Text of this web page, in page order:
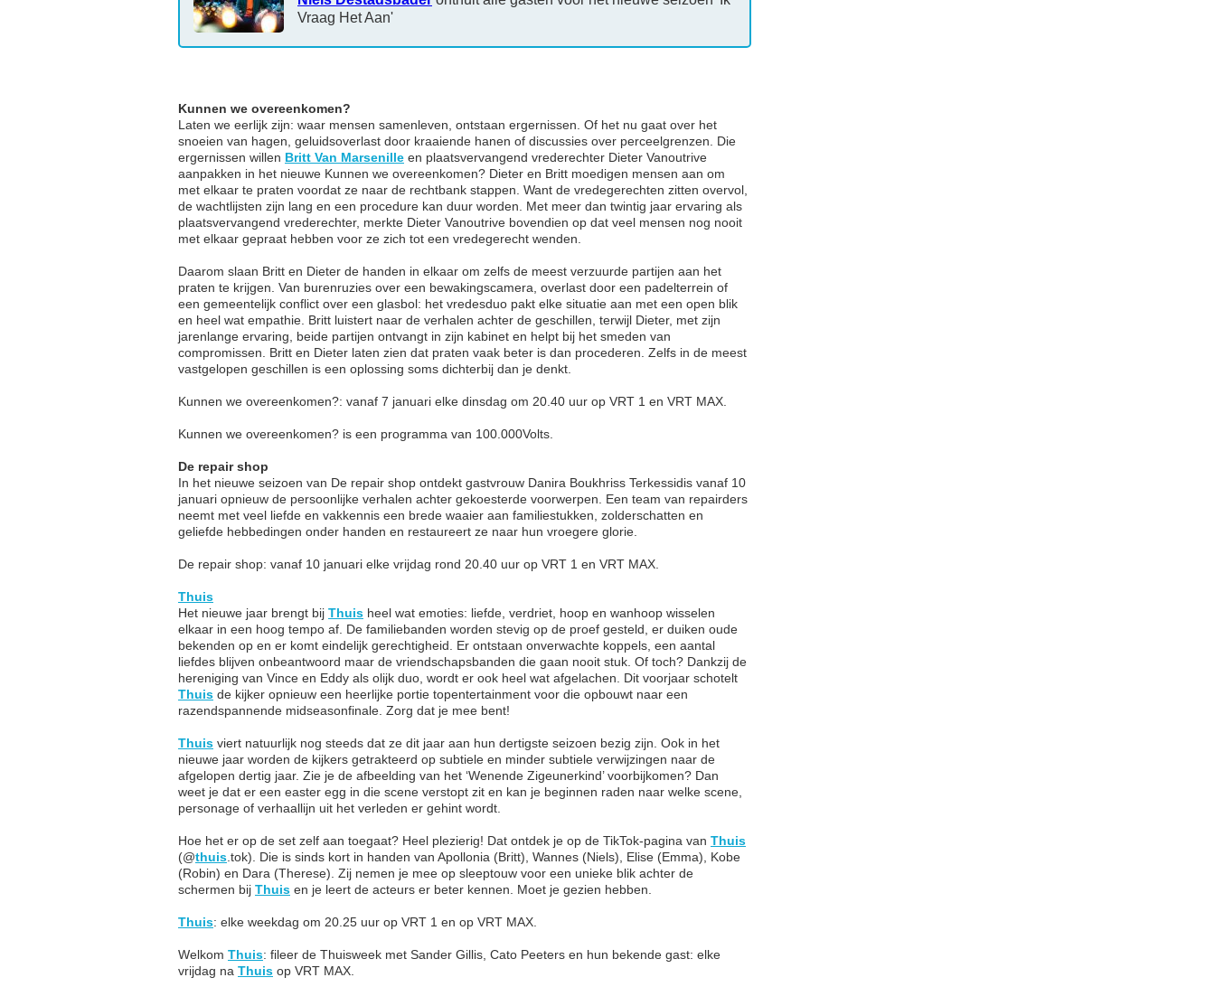
Vraag Het Aan'
Kunnen we overeenkomen?
Laten we eerlijk zijn: waar mensen samenleven, ontstaan ergernissen. Of het nu gaat over het
snoeien van hagen, geluidsoverlast door kraaiende hanen of discussies over perceelgrenzen. Die
ergernissen willen Britt Van Marsenille en plaatsvervangend vrederechter Dieter Vanoutrive
aanpakken in het nieuwe Kunnen we overeenkomen? Dieter en Britt moedigen mensen aan om
met elkaar te praten voordat ze naar de rechtbank stappen. Want de vredegerechten zitten overvol,
de wachtlijsten zijn lang en een procedure kan duur worden. Met meer dan twintig jaar ervaring als
plaatsvervangend vrederechter, merkte Dieter Vanoutrive bovendien op dat veel mensen nog nooit
met elkaar gepraat hebben voor ze zich tot een vredegerecht wenden. ​
Daarom slaan Britt en Dieter de handen in elkaar om zelfs de meest verzuurde partijen aan het
praten te krijgen. Van burenruzies over een bewakingscamera, overlast door een padelterrein of
een gemeentelijk conflict over een glasbol: het vredesduo pakt elke situatie aan met een open blik
en heel wat empathie. Britt luistert naar de verhalen achter de geschillen, terwijl Dieter, met zijn
jarenlange ervaring, beide partijen ontvangt in zijn kabinet en helpt bij het smeden van
compromissen. Britt en Dieter laten zien dat praten vaak beter is dan procederen. Zelfs in de meest
vastgelopen geschillen is een oplossing soms dichterbij dan je denkt.
Kunnen we overeenkomen?: vanaf 7 januari elke dinsdag om 20.40 uur op VRT 1 en VRT MAX.
Kunnen we overeenkomen? is een programma van 100.000Volts.
De repair shop
In het nieuwe seizoen van De repair shop ontdekt gastvrouw Danira Boukhriss Terkessidis vanaf 10
januari opnieuw de persoonlijke verhalen achter gekoesterde voorwerpen. Een team van repairders
neemt met veel liefde en vakkennis een brede waaier aan familiestukken, zolderschatten en
geliefde hebbedingen onder handen en restaureert ze naar hun vroegere glorie. ​ ​
De repair shop: vanaf 10 januari elke vrijdag rond 20.40 uur op VRT 1 en VRT MAX.
Thuis
Het nieuwe jaar brengt bij Thuis heel wat emoties: liefde, verdriet, hoop en wanhoop wisselen
elkaar in een hoog tempo af. De familiebanden worden stevig op de proef gesteld, er duiken oude
bekenden op en er komt eindelijk gerechtigheid. Er ontstaan onverwachte koppels, een aantal
liefdes blijven onbeantwoord maar de vriendschapsbanden die gaan nooit stuk. Of toch? Dankzij de
hereniging van Vince en Eddy als olijk duo, wordt er ook heel wat afgelachen. Dit voorjaar schotelt
Thuis de kijker opnieuw een heerlijke portie topentertainment voor die opbouwt naar een
razendspannende midseasonfinale. Zorg dat je mee bent!
Thuis viert natuurlijk nog steeds dat ze dit jaar aan hun dertigste seizoen bezig zijn. Ook in het
nieuwe jaar worden de kijkers getrakteerd op subtiele en minder subtiele verwijzingen naar de
afgelopen dertig jaar. Zie je de afbeelding van het ‘Wenende Zigeunerkind’ voorbijkomen? Dan
weet je dat er een easter egg in die scene verstopt zit en kan je beginnen raden naar welke scene,
personage of verhaallijn uit het verleden er gehint wordt. ​ ​ ​
Hoe het er op de set zelf aan toegaat? Heel plezierig! Dat ontdek je op de TikTok-pagina van Thuis
(@thuis .tok). Die is sinds kort in handen van Apollonia (Britt), Wannes (Niels), Elise (Emma), Kobe
(Robin) en Dara (Therese). Zij nemen je mee op sleeptouw voor een unieke blik achter de
schermen bij Thuis en je leert de acteurs er beter kennen. Moet je gezien hebben.
Thuis: elke weekdag om 20.25 uur op VRT 1 en op VRT MAX.
Welkom Thuis: fileer de Thuisweek met Sander Gillis, Cato Peeters en hun bekende gast: elke
vrijdag na Thuis op VRT MAX.